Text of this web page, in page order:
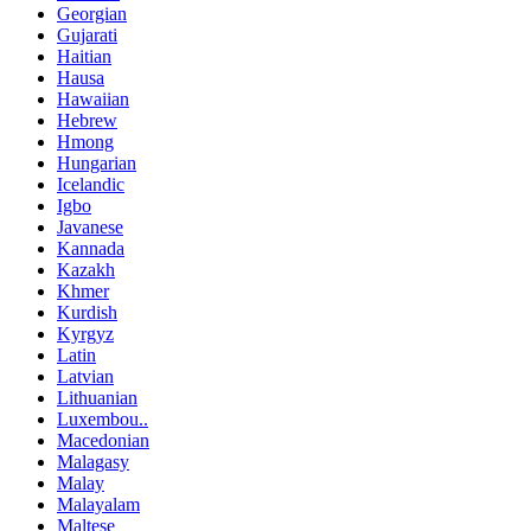
Georgian
Gujarati
Haitian
Hausa
Hawaiian
Hebrew
Hmong
Hungarian
Icelandic
Igbo
Javanese
Kannada
Kazakh
Khmer
Kurdish
Kyrgyz
Latin
Latvian
Lithuanian
Luxembou..
Macedonian
Malagasy
Malay
Malayalam
Maltese